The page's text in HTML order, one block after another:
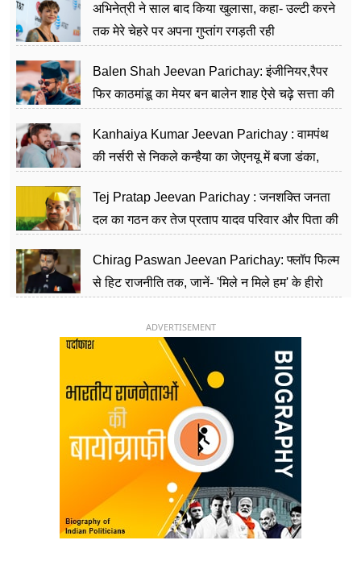
अभिनेत्री ने साल बाद किया खुलासा, कहा- उल्टी करने
तक मेरे चेहरे पर अपना गुप्तांग रगड़ती रही
Balen Shah Jeevan Parichay: इंजीनियर,रैपर
फिर काठमांडू का मेयर बन बालेन शाह ऐसे चढ़े सत्ता की
Kanhaiya Kumar Jeevan Parichay : वामपंथ
की नर्सरी से निकले कन्हैया का जेएनयू में बजा डंका,
Tej Pratap Jeevan Parichay : जनशक्ति जनता
दल का गठन कर तेज प्रताप यादव परिवार और पिता की
Chirag Paswan Jeevan Parichay: फ्लॉप फिल्म
से हिट राजनीति तक, जानें- 'मिले न मिले हम' के हीरो
ADVERTISEMENT